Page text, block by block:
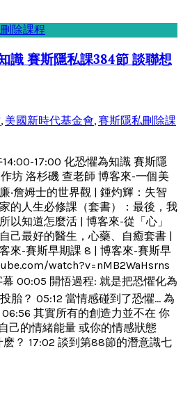
除課程
識 賽斯隱私課384節 談聯想
美國新時代基金會 賽斯隱私刪除課
17:00 化恐懼為知識 賽斯隱
坊 洛杉磯 查老師 博客來-一個美
‧詹姆士的世界觀 | 鍾灼輝：失智
的人生必修課（套書）：最後，我
以知道怎麼活 | 博客來-從「心」
己最好的醫生，心藥、自癒套書 |
來-賽斯早期課 8 | 博客來-賽斯早
watch?v=nMB2WaHsrns
00:05 開悟過程: 就是把恐懼化為
胎？ 05:12 當情感碰到了恐懼... 為
其實所有的創造力並不在 你
己的情緒能量 或你的情感狀態
麽？ 17:02 談到第88節的潛意識七